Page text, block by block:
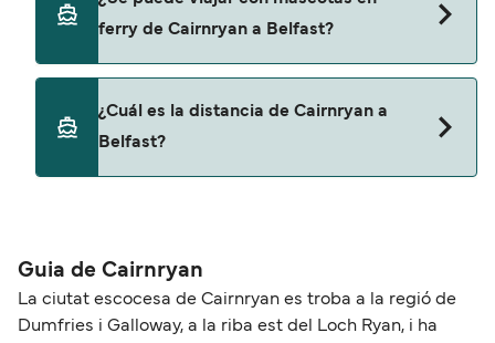
Belfast con
ferry de Cairnryan a Belfast?
ferry. Puede que necesites el pasaporte de tus
mascotas y otros documentos. Actualmente
puedes viajar con mascotas con:
¿Cuál es la distancia de Cairnryan a
Belfast?
Guia de Cairnryan
La ciutat escocesa de Cairnryan es troba a la regió de
Dumfries i Galloway, a la riba est del Loch Ryan, i ha